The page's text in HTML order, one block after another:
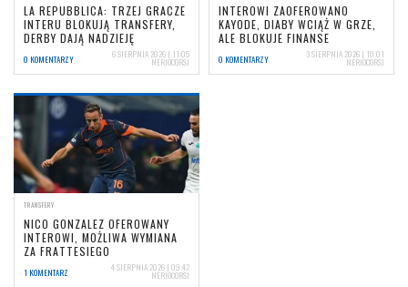
LA REPUBBLICA: TRZEJ GRACZE
INTERU BLOKUJĄ TRANSFERY,
DERBY DAJĄ NADZIEJĘ
0 KOMENTARZY 6 SIERPNIA 2026 | 11:05
NERIOCORSI
INTEROWI ZAOFEROWANO
KAYODE, DIABY WCIĄŻ W GRZE,
ALE BLOKUJE FINANSE
0 KOMENTARZY 3 SIERPNIA 2026 | 10:01
NERIOCORSI
TRANSFERY
NICO GONZALEZ OFEROWANY
INTEROWI, MOŻLIWA WYMIANA
ZA FRATTESIEGO
1 KOMENTARZ 4 SIERPNIA 2026 | 09:42
NERIOCORSI